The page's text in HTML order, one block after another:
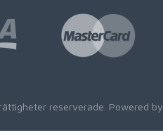
reserverade. Powered by